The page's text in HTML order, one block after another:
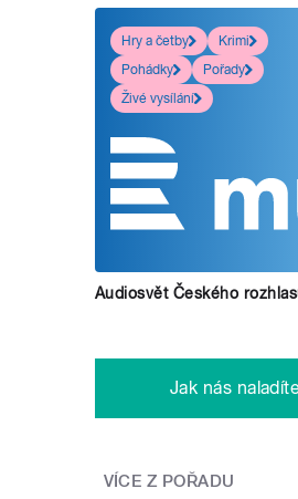
Hry a četby
Krimi
Pohádky
Pořady
Živé vysílání
Audiosvět Českého
Jak nás
VÍCE Z POŘADU